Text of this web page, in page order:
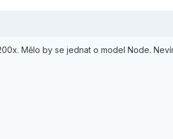
Mělo by se jednat o model Node.